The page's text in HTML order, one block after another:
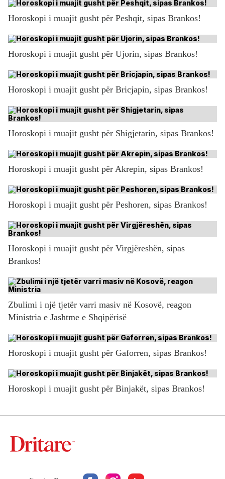
Horoskopi i muajit gusht për Peshqit, sipas Brankos!
Horoskopi i muajit gusht për Ujorin, sipas Brankos!
Horoskopi i muajit gusht për Bricjapin, sipas Brankos!
Horoskopi i muajit gusht për Shigjetarin, sipas Brankos!
Horoskopi i muajit gusht për Akrepin, sipas Brankos!
Horoskopi i muajit gusht për Peshoren, sipas Brankos!
Horoskopi i muajit gusht për Virgjëreshën, sipas
Brankos!
Zbulimi i një tjetër varri masiv në Kosovë, reagon
Ministria e Jashtme e Shqipërisë
Horoskopi i muajit gusht për Gaforren, sipas Brankos!
Horoskopi i muajit gusht për Binjakët, sipas Brankos!